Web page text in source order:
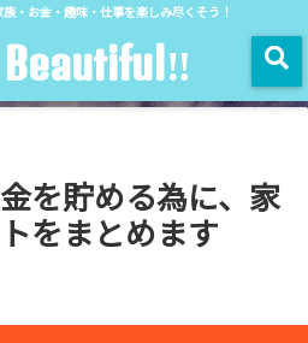
・お金・趣味・仕事を楽しみ尽くそう！
を貯める為に、家
をまとめます